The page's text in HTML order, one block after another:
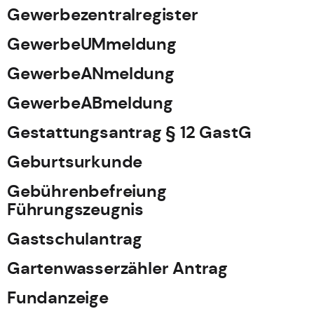
Gewerbezentralregister
GewerbeUMmeldung
GewerbeANmeldung
GewerbeABmeldung
Gestattungsantrag § 12 GastG
Geburtsurkunde
Gebührenbefreiung
Führungszeugnis
Gastschulantrag
Gartenwasserzähler Antrag
Fundanzeige